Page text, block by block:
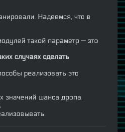
Надеемся, что в
такой параметр — это
случаях сделать
реализовать это
значений шанса дропа.